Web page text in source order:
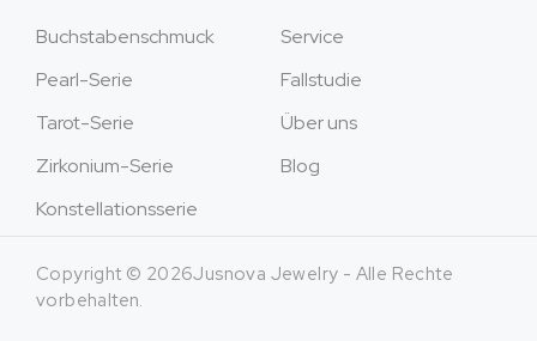
Buchstabenschmuck
Pearl-Serie
Tarot-Serie
Zirkonium-Serie
Konstellationsserie
Service
Fallstudie
Über uns
Blog
Copyright © 2026Jusnova Jewelry - Alle Rechte
vorbehalten.